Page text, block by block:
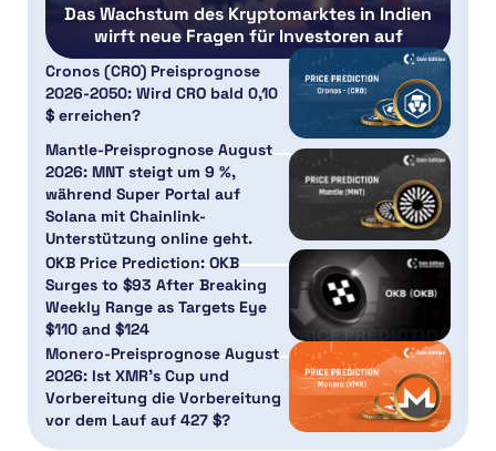
Das Wachstum des Kryptomarktes in Indien
wirft neue Fragen für Investoren auf
Cronos (CRO) Preisprognose
2026-2050: Wird CRO bald 0,10
$ erreichen?
Mantle-Preisprognose August
2026: MNT steigt um 9 %,
während Super Portal auf
Solana mit Chainlink-
Unterstützung online geht.
OKB Price Prediction: OKB
Surges to $93 After Breaking
Weekly Range as Targets Eye
$110 and $124
Monero-Preisprognose August
2026: Ist XMR’s Cup und
Vorbereitung die Vorbereitung
vor dem Lauf auf 427 $?